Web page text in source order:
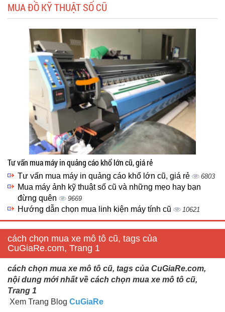
MUA ĐỒ KỸ THUẬT SỐ CŨ
Tư vấn mua máy in quảng cáo khổ lớn cũ, giá rẻ
Tư vấn mua máy in quảng cáo khổ lớn cũ, giá rẻ 6803
Mua máy ảnh kỹ thuật số cũ và những mẹo hay bạn
đừng quên
9669
Hướng dẫn chọn mua linh kiện máy tính cũ 10621
cách chọn mua xe mô tô cũ, tags của
CuGiaRe.com, Trang 1
cách chọn mua xe mô tô cũ, tags của CuGiaRe.com,
nội dung mới nhất về cách chọn mua xe mô tô cũ,
Trang 1
Xem Trang Blog CuGiaRe